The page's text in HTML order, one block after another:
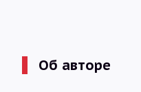
Об авторе